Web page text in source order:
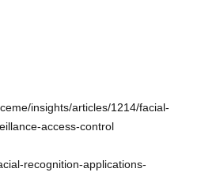
insights/articles/1214/facial-
access-control
recognition-applications-